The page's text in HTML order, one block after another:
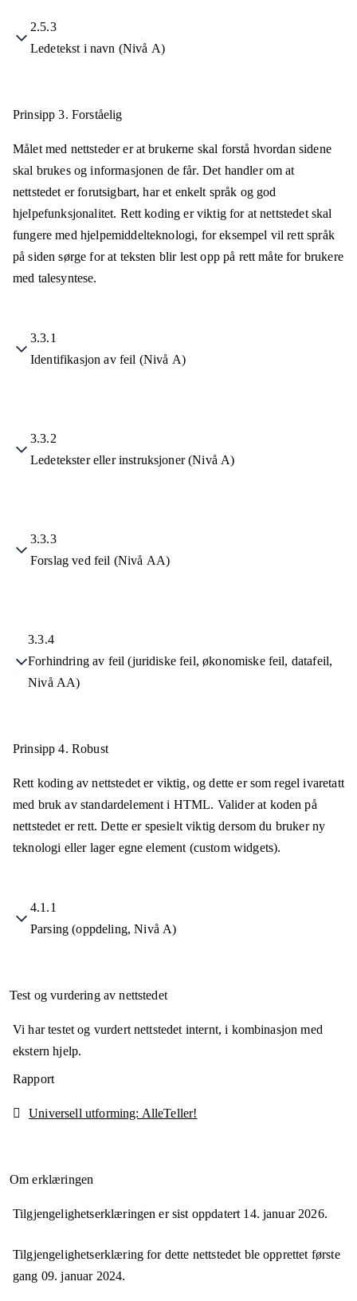
2.5.3
Ledetekst i navn (Nivå A)
Prinsipp 3. Forståelig
Målet med nettsteder er at brukerne skal forstå hvordan sidene
skal brukes og informasjonen de får. Det handler om at
nettstedet er forutsigbart, har et enkelt språk og god
hjelpefunksjonalitet. Rett koding er viktig for at nettstedet skal
fungere med hjelpemiddelteknologi, for eksempel vil rett språk
på siden sørge for at teksten blir lest opp på rett måte for brukere
med talesyntese.
3.3.1
Identifikasjon av feil (Nivå A)
3.3.2
Ledetekster eller instruksjoner (Nivå A)
3.3.3
Forslag ved feil (Nivå AA)
3.3.4
Forhindring av feil (juridiske feil, økonomiske feil, datafeil,
Nivå AA)
Prinsipp 4. Robust
Rett koding av nettstedet er viktig, og dette er som regel ivaretatt
med bruk av standardelement i HTML. Valider at koden på
nettstedet er rett. Dette er spesielt viktig dersom du bruker ny
teknologi eller lager egne element (custom widgets).
4.1.1
Parsing (oppdeling, Nivå A)
Test og vurdering av nettstedet
Vi har testet og vurdert nettstedet internt, i kombinasjon med
ekstern hjelp.
Rapport
Universell utforming: AlleTeller!
Om erklæringen
Tilgjengelighetserklæringen er sist oppdatert 14. januar 2026.
Tilgjengelighetserklæring for dette nettstedet ble opprettet første
gang 09. januar 2024.